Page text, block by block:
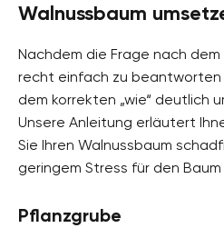
Walnussbaum
Nachdem die Frage nach dem
recht einfach zu beantworten
dem korrekten „wie“ deutlich
Unsere Anleitung erläutert
Sie Ihren Walnussbaum
geringem Stress für den
Pflanzgrube